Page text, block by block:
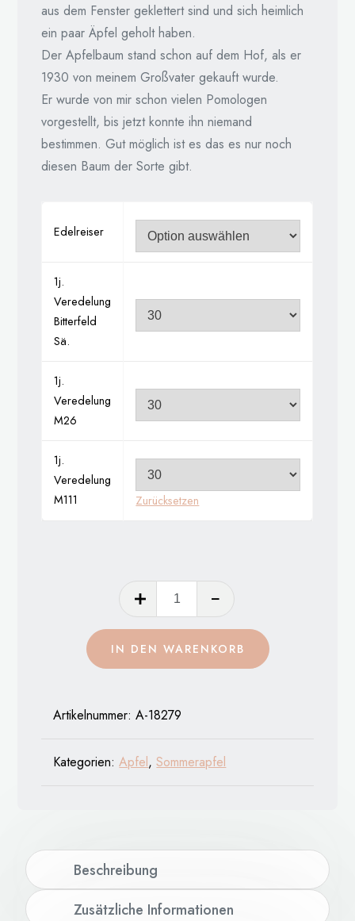
aus dem Fenster geklettert sind und sich heimlich
ein paar Äpfel geholt haben.
Der Apfelbaum stand schon auf dem Hof, als er
1930 von meinem Großvater gekauft wurde.
Er wurde von mir schon vielen Pomologen
vorgestellt, bis jetzt konnte ihn niemand
bestimmen. Gut möglich ist es das es nur noch
diesen Baum der Sorte gibt.
Edelreiser
1j.
Veredelung
Bitterfeld
Sä.
1j.
Veredelung
M26
1j.
Veredelung
M111
Zurücksetzen
Augustapfel
Menge
IN DEN WARENKORB
Artikelnummer:A-18279
Kategorien:Apfel,Sommerapfel
Beschreibung
Zusätzliche Informationen